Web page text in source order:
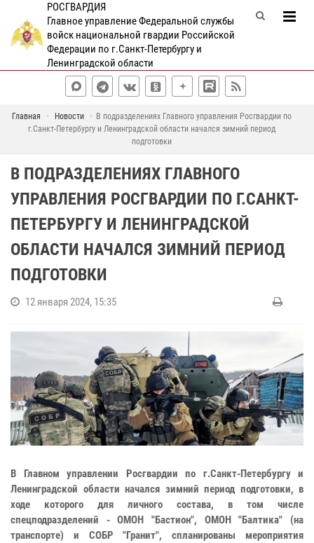
РОСГВАРДИЯ
Главное управление Федеральной службы
войск национальной гвардии Российской
Федерации по г.Санкт-Петербургу и
Ленинградской области
Главная Новости
В подразделениях Главного управления Росгвардии по
г.Санкт-Петербургу и Ленинградской области начался зимний период
подготовки
В ПОДРАЗДЕЛЕНИЯХ ГЛАВНОГО
УПРАВЛЕНИЯ РОСГВАРДИИ ПО Г.САНКТ-
ПЕТЕРБУРГУ И ЛЕНИНГРАДСКОЙ
ОБЛАСТИ НАЧАЛСЯ ЗИМНИЙ ПЕРИОД
ПОДГОТОВКИ
12 января 2024, 15:35
В Главном управлении Росгвардии по г.Санкт-Петербургу и
Ленинградской области начался зимний период подготовки, в
ходе которого для личного состава, в том числе
спецподразделений - ОМОН "Бастион", ОМОН "Балтика" (на
транспорте) и СОБР "Гранит", спланированы мероприятия